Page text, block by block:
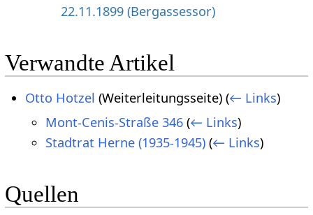
22.11.1899 (Bergassessor)
Verwandte Artikel
Otto Hotzel (Weiterleitungsseite) (← Links)
Mont-Cenis-Straße 346 (← Links)
Stadtrat Herne (1935-1945) (← Links)
Quellen